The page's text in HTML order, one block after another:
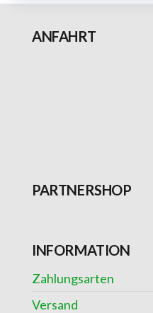
ANFAHRT
PARTNERSHOP
INFORMATION
Zahlungsarten
Versand